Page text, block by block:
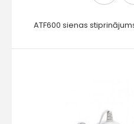
ATF600 sienas